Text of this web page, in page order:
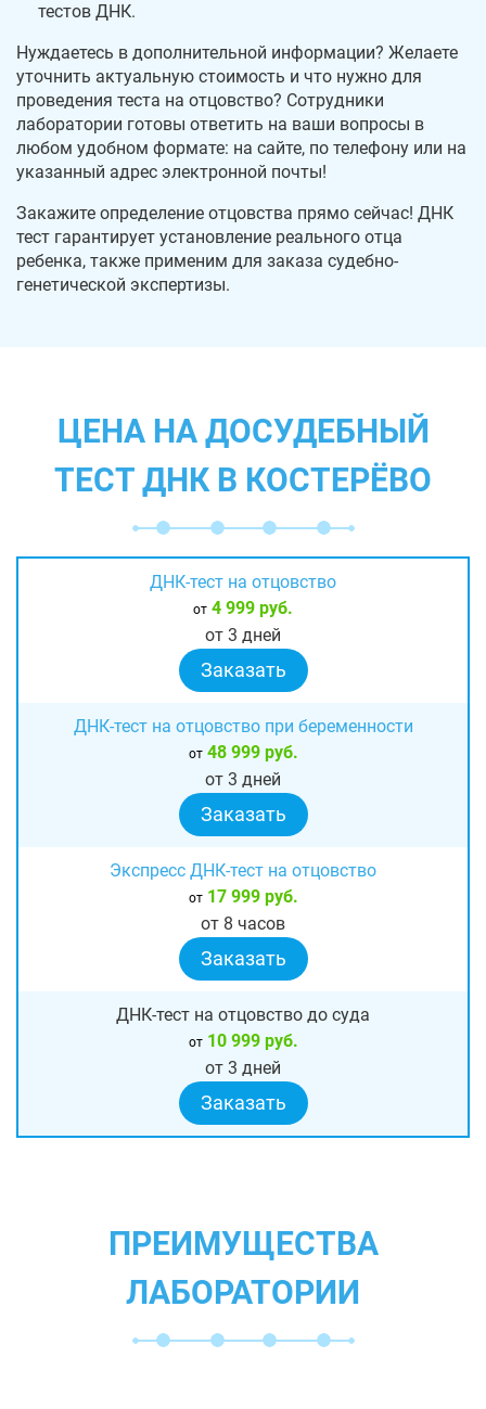
тестов ДНК.
Нуждаетесь в дополнительной информации? Желаете
уточнить актуальную стоимость и что нужно для
проведения теста на отцовство? Сотрудники
лаборатории готовы ответить на ваши вопросы в
любом удобном формате: на сайте, по телефону или на
указанный адрес электронной почты!
Закажите определение отцовства прямо сейчас! ДНК
тест гарантирует установление реального отца
ребенка, также применим для заказа судебно-
генетической экспертизы.
ЦЕНА НА ДОСУДЕБНЫЙ
ТЕСТ ДНК В КОСТЕРЁВО
ДНК-тест на отцовство
от 4 999 руб.
от 3 дней
Заказать
ДНК-тест на отцовство при беременности
от48 999 руб.
от 3 дней
Заказать
Экспресс ДНК-тест на отцовство
от17 999 руб.
от 8 часов
Заказать
ДНК-тест на отцовство до суда
от10 999 руб.
от 3 дней
Заказать
ПРЕИМУЩЕСТВА
ЛАБОРАТОРИИ